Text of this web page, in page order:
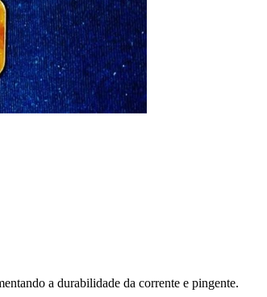
a durabilidade da corrente e pingente.